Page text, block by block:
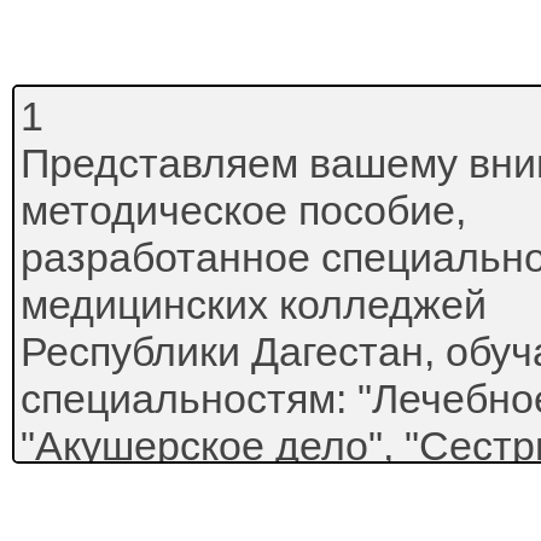
1
Представляем вашему
методическое пособие,
разработанное
медицинских колледжей
Республики Дагестан,
специальностям:
"Акушерское дело",